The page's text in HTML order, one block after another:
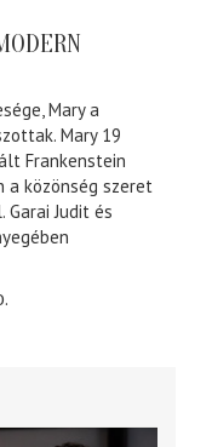
Mary a
Mary 19
Frankenstein
a közönség szeret
Judit és